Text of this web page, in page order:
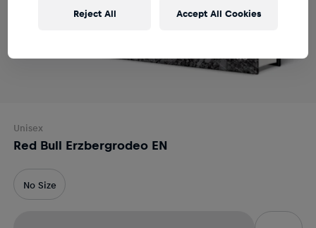
Unisex
Red Bull Erzbergrodeo EN
No Size
Reject All Accept All Cookies